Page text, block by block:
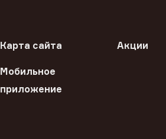
Карта сайта Акции
Мобильное
приложение